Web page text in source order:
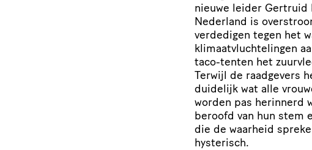
nieuwe leider Gertruid
Nederland is
verdedigen tegen het
klimaatvluchtelingen
taco-tenten het
Terwijl de raadgevers
duidelijk wat alle
worden pas herinnerd
beroofd van hun stem
die de waarheid
hysterisch.